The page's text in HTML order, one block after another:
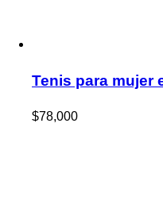
Tenis para mujer
$78,000